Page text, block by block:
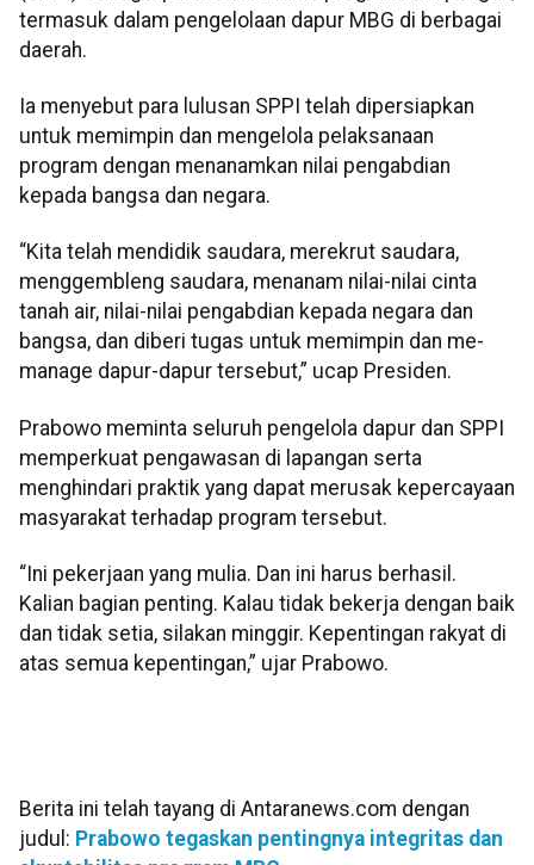
termasuk dalam pengelolaan dapur MBG di berbagai
daerah.
Ia menyebut para lulusan SPPI telah dipersiapkan
untuk memimpin dan mengelola pelaksanaan
program dengan menanamkan nilai pengabdian
kepada bangsa dan negara.
“Kita telah mendidik saudara, merekrut saudara,
menggembleng saudara, menanam nilai-nilai cinta
tanah air, nilai-nilai pengabdian kepada negara dan
bangsa, dan diberi tugas untuk memimpin dan me-
manage dapur-dapur tersebut,” ucap Presiden.
Prabowo meminta seluruh pengelola dapur dan SPPI
memperkuat pengawasan di lapangan serta
menghindari praktik yang dapat merusak kepercayaan
masyarakat terhadap program tersebut.
“Ini pekerjaan yang mulia. Dan ini harus berhasil.
Kalian bagian penting. Kalau tidak bekerja dengan baik
dan tidak setia, silakan minggir. Kepentingan rakyat di
atas semua kepentingan,” ujar Prabowo.
Berita ini telah tayang di Antaranews.com dengan
judul: Prabowo tegaskan pentingnya integritas dan